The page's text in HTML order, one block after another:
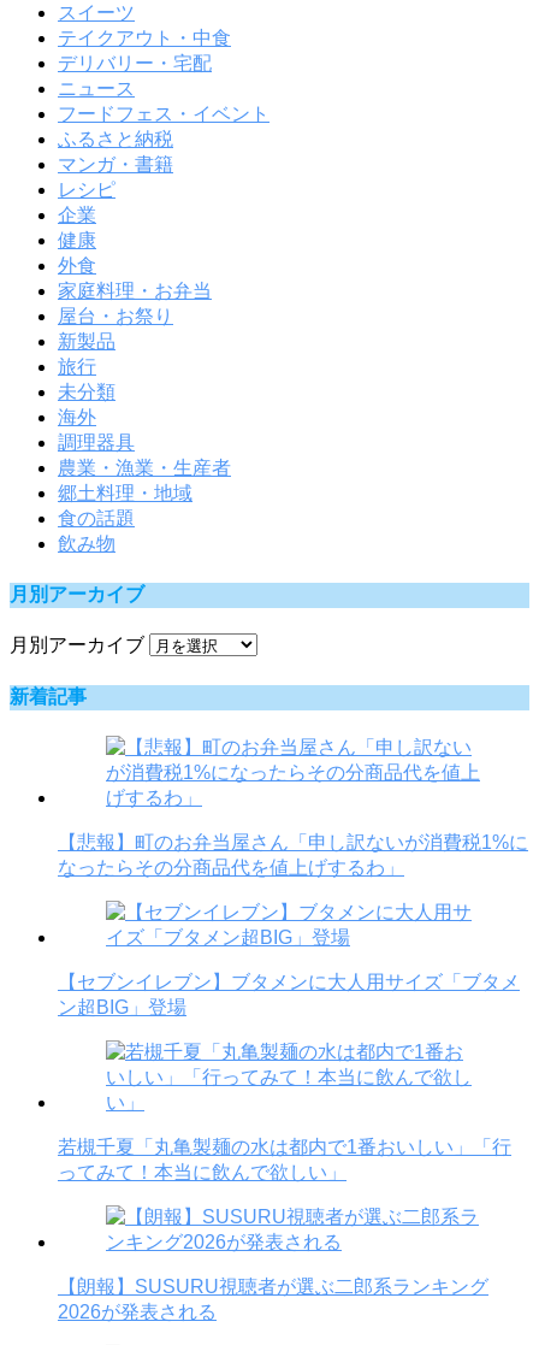
スイーツ
テイクアウト・中食
デリバリー・宅配
ニュース
フードフェス・イベント
ふるさと納税
マンガ・書籍
レシピ
企業
健康
外食
家庭料理・お弁当
屋台・お祭り
新製品
旅行
未分類
海外
調理器具
農業・漁業・生産者
郷土料理・地域
食の話題
飲み物
月別アーカイブ
月別アーカイブ
新着記事
【悲報】町のお弁当屋さん「申し訳ないが消費税1%に
なったらその分商品代を値上げするわ」
【セブンイレブン】ブタメンに大人用サイズ「ブタメ
ン超BIG」登場
若槻千夏「丸亀製麺の水は都内で1番おいしい」「行
ってみて！本当に飲んで欲しい」
【朗報】SUSURU視聴者が選ぶ二郎系ランキング
2026が発表される